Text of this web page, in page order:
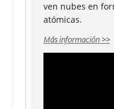
ven nubes en
atómicas.
Más información >>